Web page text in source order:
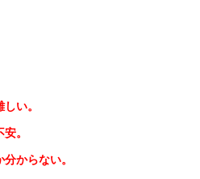
い。
。
からない。